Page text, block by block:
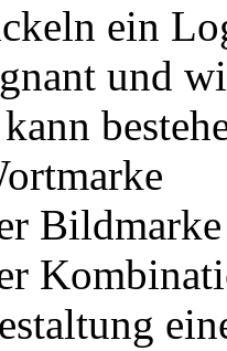
ein
und
Bildmarke